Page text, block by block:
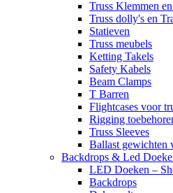
Truss Klemmen
Truss dolly's en
Statieven
Truss meubels
Ketting Takels
Safety Kabels
Beam Clamps
T Barren
Flightcases voor
Rigging
Truss Sleeves
Ballast gewichten
Backdrops & Led
LED Doeken –
Backdrops